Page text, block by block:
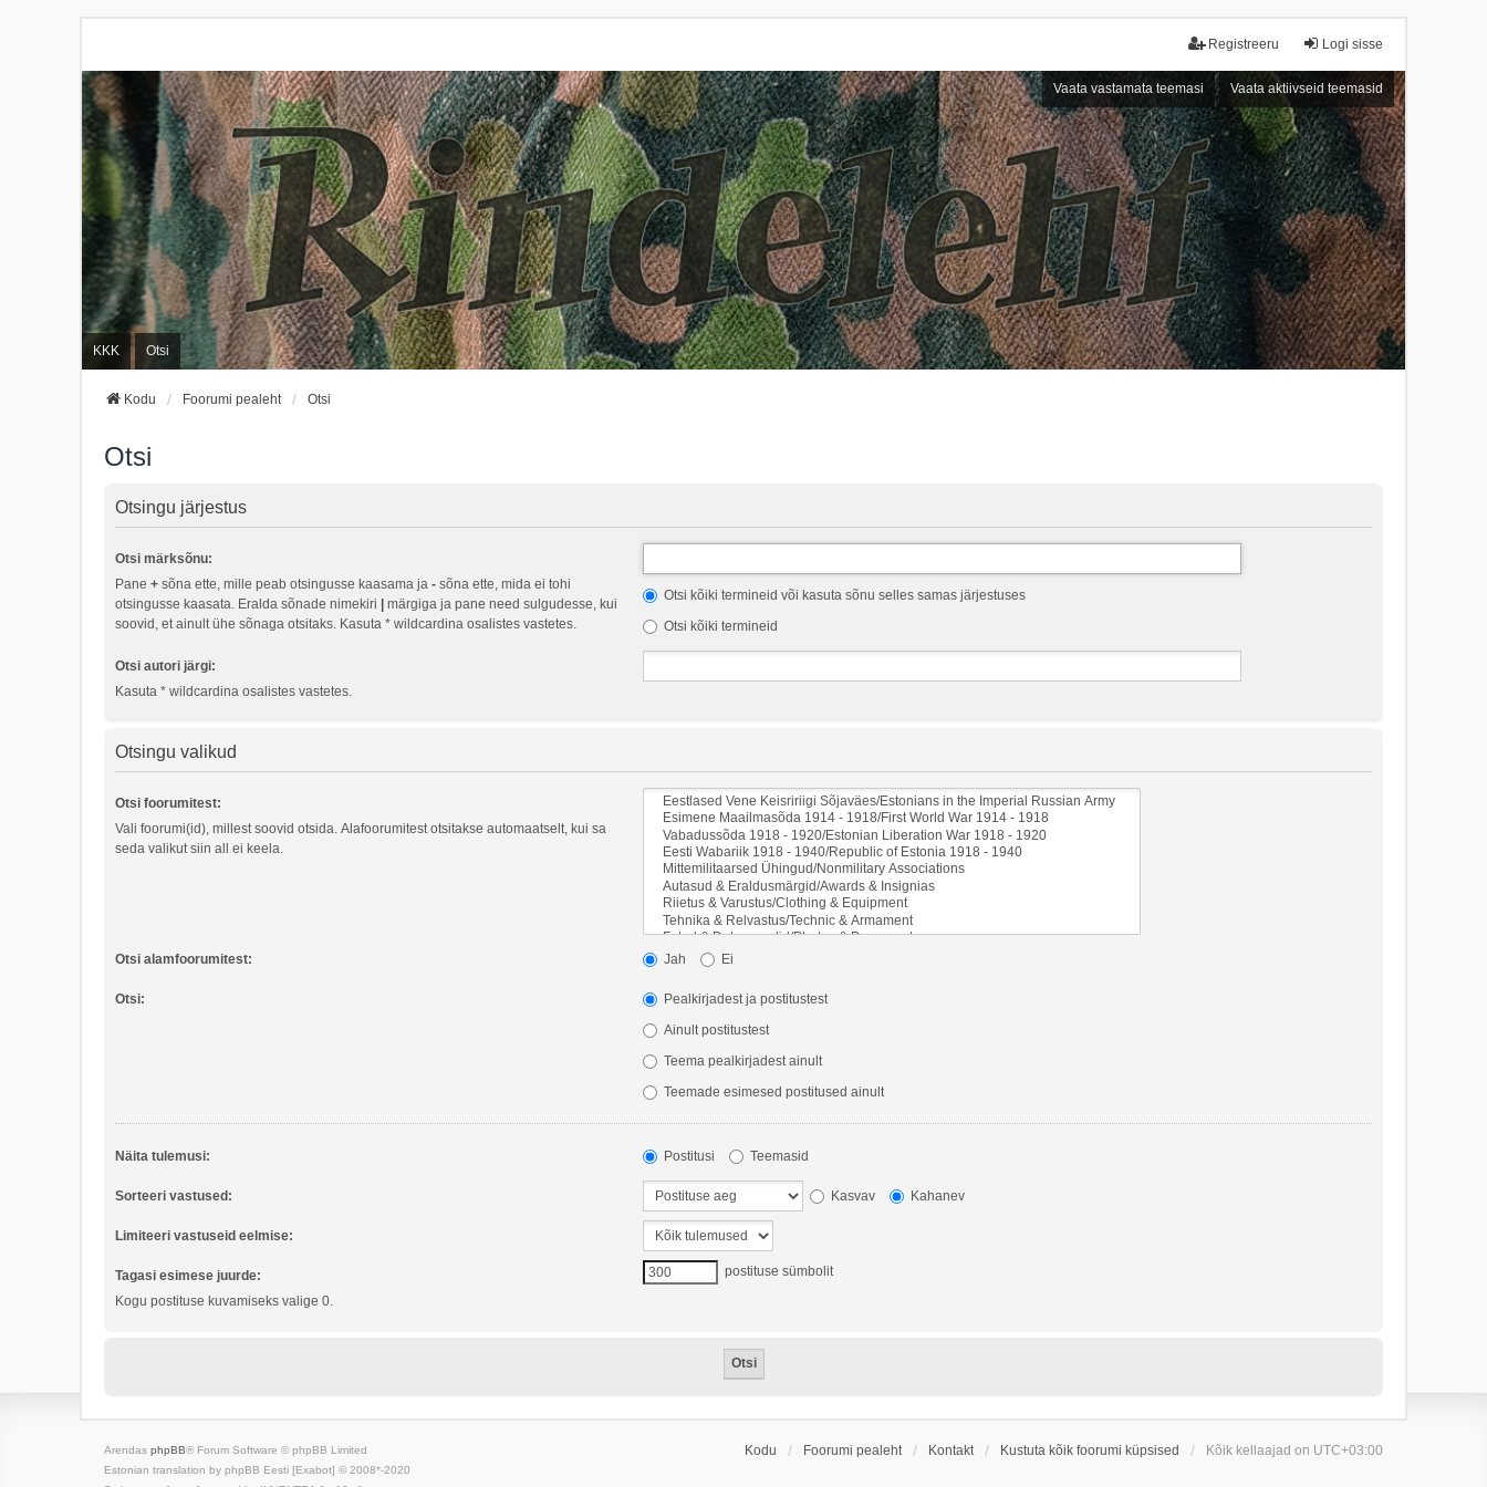
Logi sisse
Registreeru
Vaata vastamata teemasi Vaata aktiivseid teemasid
KKK Otsi
Kodu Foorumi pealeht Otsi
Otsi
Otsingu järjestus
Otsi märksõnu:
Pane + sõna ette, mille peab otsingusse kaasama ja - sõna ette, mida ei tohi
otsingusse kaasata. Eralda sõnade nimekiri | märgiga ja pane need sulgudesse, kui
soovid, et ainult ühe sõnaga otsitaks. Kasuta * wildcardina osalistes vastetes.
Otsi kõiki termineid või kasuta sõnu selles samas järjestuses
Otsi kõiki termineid
Otsi autori järgi:
Kasuta * wildcardina osalistes vastetes.
Otsingu valikud
Otsi foorumitest:
Vali foorumi(id), millest soovid otsida. Alafoorumitest otsitakse automaatselt, kui sa
seda valikut siin all ei keela.
Otsi alamfoorumitest: Jah Ei
Otsi:
Pealkirjadest ja postitustest
Ainult postitustest
Teema pealkirjadest ainult
Teemade esimesed postitused ainult
Näita tulemusi: Postitusi Teemasid
Sorteeri vastused: Kasvav Kahanev
Limiteeri vastuseid eelmise:
Tagasi esimese juurde:
Kogu postituse kuvamiseks valige 0.
postituse sümbolit
Kodu Foorumi pealeht Kontakt Kustuta kõik foorumi küpsised Kõik kellaajad on UTC+03:00
Arendas phpBB® Forum Software © phpBB Limited
Estonian translation by phpBB Eesti [Exabot] © 2008*-2020